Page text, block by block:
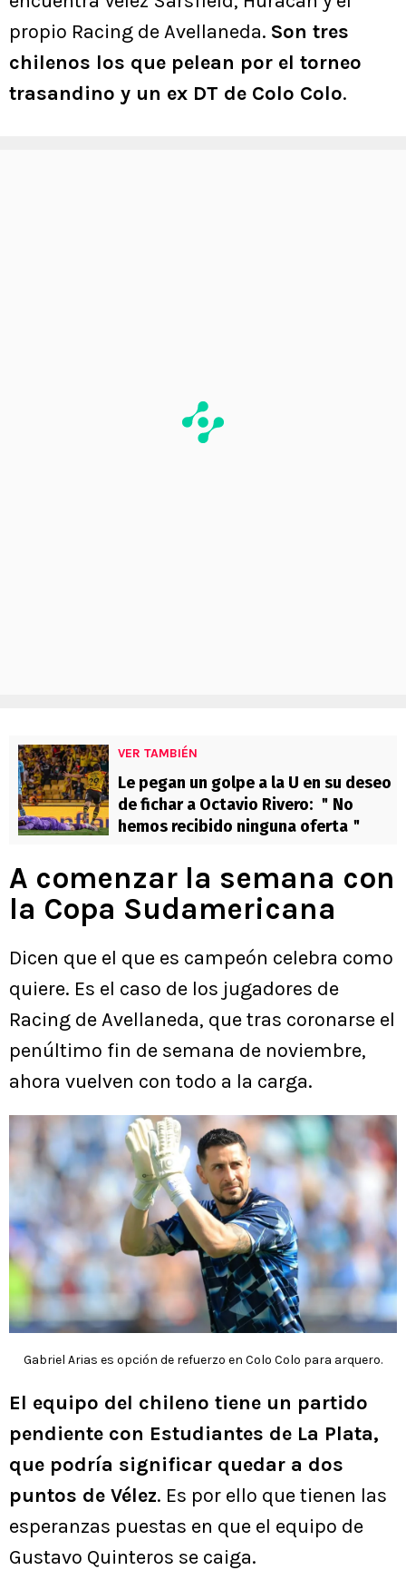
propio Racing de Avellaneda. Son tres
chilenos los que pelean por el torneo
trasandino y un ex DT de Colo Colo.
VER TAMBIÉN
Le pegan un golpe a la U en su deseo
de fichar a Octavio Rivero: ＂No
hemos recibido ninguna oferta＂
A comenzar la semana con
la Copa Sudamericana
Dicen que el que es campeón celebra como
quiere. Es el caso de los jugadores de
Racing de Avellaneda, que tras coronarse el
penúltimo fin de semana de noviembre,
ahora vuelven con todo a la carga.
Gabriel Arias es opción de refuerzo en Colo Colo para arquero.
El equipo del chileno tiene un partido
pendiente con Estudiantes de La Plata,
que podría significar quedar a dos
puntos de Vélez. Es por ello que tienen las
esperanzas puestas en que el equipo de
Gustavo Quinteros se caiga.